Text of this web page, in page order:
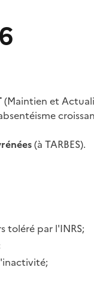
(Maintien et
(à TARBES).
toléré par l'INRS;